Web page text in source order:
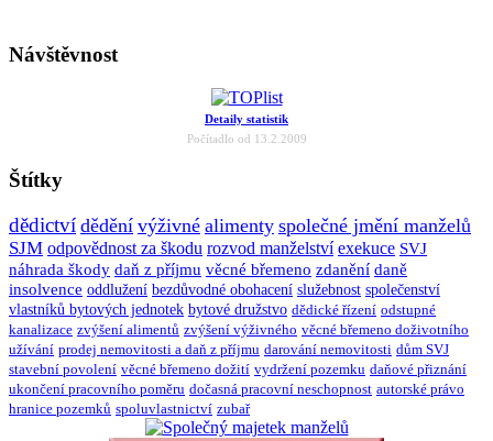
Návštěvnost
Detaily statistik
Počítadlo od 13.2.2009
Štítky
dědictví dědění výživné alimenty společné jmění manželů
SJM odpovědnost za škodu rozvod manželství exekuce SVJ
náhrada škody daň z příjmu věcné břemeno zdanění daně
insolvence oddlužení bezdůvodné obohacení služebnost společenství
vlastníků bytových jednotek bytové družstvo dědické řízení odstupné
kanalizace zvýšení alimentů zvýšení výživného věcné břemeno doživotního
užívání prodej nemovitosti a daň z příjmu darování nemovitosti dům SVJ
stavební povolení věcné břemeno dožití vydržení pozemku daňové přiznání
ukončení pracovního poměru dočasná pracovní neschopnost autorské právo
hranice pozemků spoluvlastnictví zubař